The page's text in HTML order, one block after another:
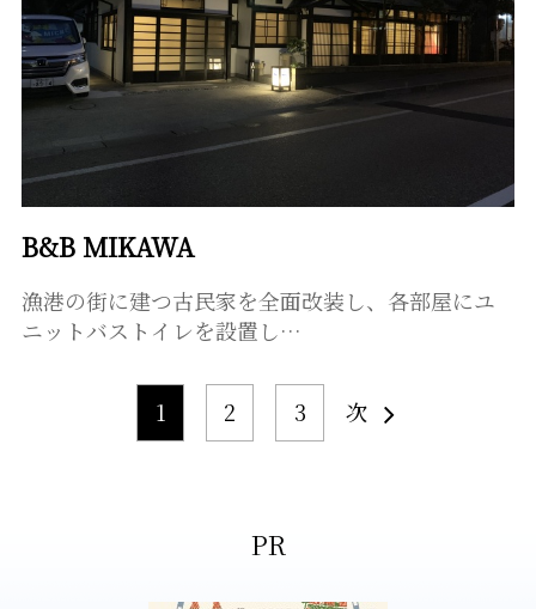
B&B MIKAWA
漁港の街に建つ古民家を全面改装し、各部屋にユ
ニットバストイレを設置し…
1 2 3 次